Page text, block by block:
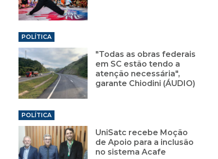
POLÍTICA
"Todas as obras federais
em SC estão tendo a
atenção necessária",
garante Chiodini (ÁUDIO)
POLÍTICA
UniSatc recebe Moção
de Apoio para a inclusão
no sistema Acafe